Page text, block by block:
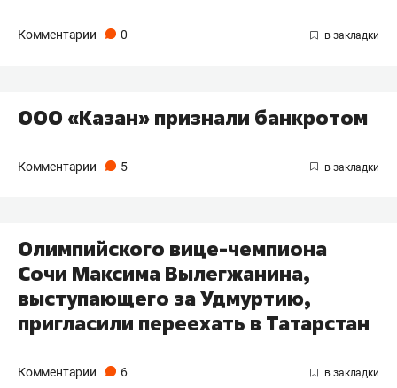
Комментарии 0
ООО «Казан» признали банкротом
Комментарии 5
Олимпийского вице-чемпиона
Сочи Максима Вылегжанина,
выступающего за Удмуртию,
пригласили переехать в Татарстан
Комментарии 6